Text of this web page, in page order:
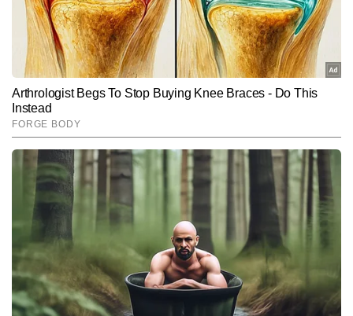
Hindi NewsLifestyle
सुनीत सिंह AUTHOR
सुनीत सिंह टाइम्स नाउ नवभारत डिजिटल में डिप्टी न्यूज एडिटर के रूप में कार्यरत हैं
और लाइफस्टाइल सेक्शन में स्पेशल स्टोरीज प्रोजेक्ट का नेतृत्व कर रहे हैं। टीवी
और डिजिटल पत्रकारिता में 13 वर्षों के अनुभव के साथ, सुनीत उन बहुमुखी
पत्रकारों में शामिल हैं जिन्होंने न्यूजरूम और फील्ड—दोनों मोर्चों पर खुद को साबित
किया है। माइक, कैमरा और एडिटिंग डेस्क तीनों से उनकी सहज जुगलबंदी ने उन्हें
एक संतुलित और विश्वसनीय मीडिया प्रोफेशनल के रूप में स्थापित किया है।
पिछले 10 वर्षों से सुनीत लाइफस्टाइल, लिटरेचर, सिनेमा और संस्कृति से जुड़ी गहन
व विश्लेषणात्मक स्टोरीज लिखते रहे हैं और अबतक 12,000 से अधिक आर्टिकल
पब्लिश कर चुके हैं। उनकी लेखन शैली गहराई, मौलिक दृष्टिकोण और रिसर्च-
Subscribe to our daily Newsletter!